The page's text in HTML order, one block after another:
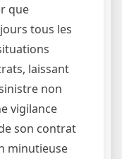
que
tous les
laissant
non
vigilance
son contrat
minutieuse